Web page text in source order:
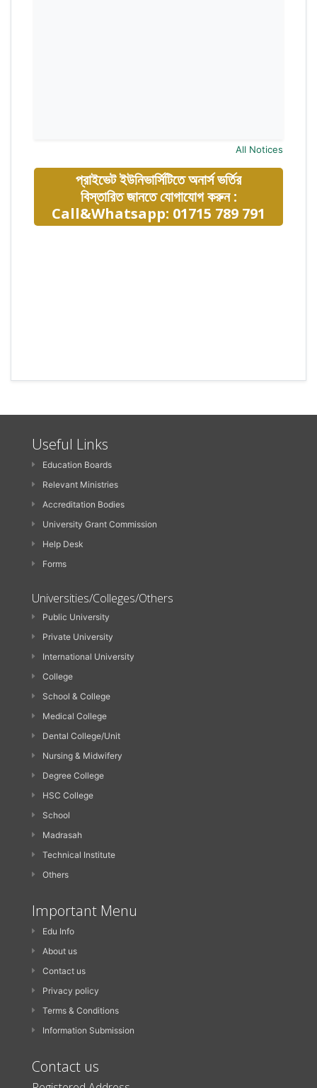
All Notices
প্রাইভেট ইউনিভার্সিটিতে অনার্স ভর্তির
বিস্তারিত জানতে যোগাযোগ করুন :
Call&Whatsapp: 01715 789 791
Useful Links
Education Boards
Relevant Ministries
Accreditation Bodies
University Grant Commission
Help Desk
Forms
Universities/Colleges/Others
Public University
Private University
International University
College
School & College
Medical College
Dental College/Unit
Nursing & Midwifery
Degree College
HSC College
School
Madrasah
Technical Institute
Others
Important Menu
Edu Info
About us
Contact us
Privacy policy
Terms & Conditions
Information Submission
Contact us